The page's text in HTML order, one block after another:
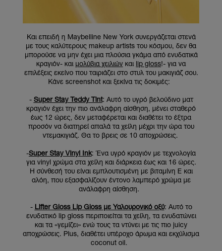
Και επειδή η Maybelline New York συνεργάζεται στενά
με τους καλύτερους makeup artists του κόσμου, δεν θα
μπορούσε να μην έχει μια πλούσια γκάμα από ενυδατικά
κραγιόν- και μολύβια χειλιών και lip gloss!- για να
επιλέξεις εκείνο που ταιριάζει στο στυλ του μακιγιάζ σου.
Kάνε screenshot και ξεκίνα τις δοκιμές:
- Super Stay Teddy Tint: Αυτό το υγρό βελούδινο ματ
κραγιόν έχει την πιο ανάλαφρη αίσθηση, μένει σταθερό
έως 12 ώρες, δεν μεταφέρεται και διαθέτει το έξτρα
προσόν να διατηρεί απαλά τα χείλη μέχρι την ώρα του
ντεμακιγιάζ. Θα το βρεις σε 10 αποχρώσεις.
-Super Stay Vinyl Ink: Ένα υγρό κραγιόν με τεχνολογία
για vinyl χρώμα στα χείλη και διάρκεια έως και 16 ώρες.
Η σύνθεσή του είναι εμπλουτισμένη με βιταμίνη Ε και
αλόη, που εξασφαλίζουν έντονο λαμπερό χρώμα με
ανάλαφρη αίσθηση.
- Lifter Gloss Lip Gloss με Υαλουρονικό οξύ: Αυτό το
ενυδατικό lip gloss περιποιείται τα χείλη, τα ενυδατώνει
και τα «γεμίζει» ενώ τους τα ντύνει με τις πιο juicy
αποχρώσεις. Plus, διαθέτει υπέροχο άρωμα και εκχύλισμα
coconut oil.